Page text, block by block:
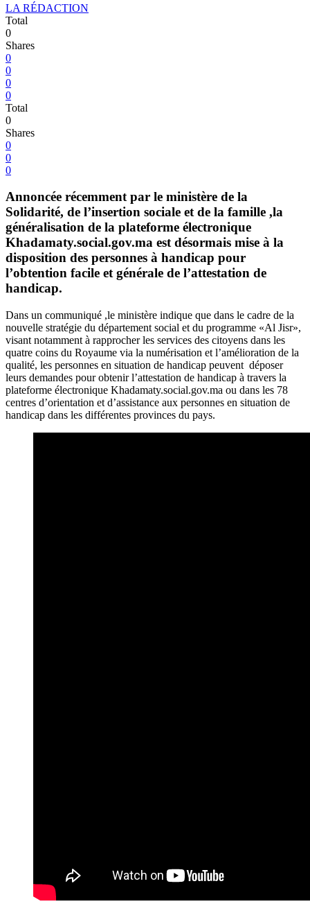
LA RÉDACTION
Total
0
Shares
0
0
0
0
Total
0
Shares
0
0
0
Annoncée récemment par le ministère de la
Solidarité, de l’insertion sociale et de la famille ,la
généralisation de la plateforme électronique
Khadamaty.social.gov.ma est désormais mise à la
disposition des personnes à handicap pour
l’obtention facile et générale de l’attestation de
handicap.
Dans un communiqué ,le ministère indique que dans le cadre de la
nouvelle stratégie du département social et du programme «Al Jisr»,
visant notamment à rapprocher les services des citoyens dans les
quatre coins du Royaume via la numérisation et l’amélioration de la
qualité, les personnes en situation de handicap peuvent déposer
leurs demandes pour obtenir l’attestation de handicap à travers la
plateforme électronique Khadamaty.social.gov.ma ou dans les 78
centres d’orientation et d’assistance aux personnes en situation de
handicap dans les différentes provinces du pays.